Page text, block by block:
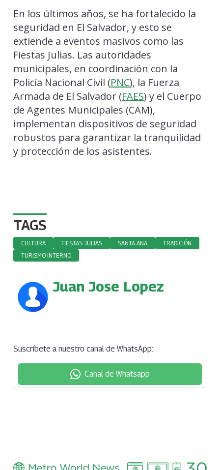
En los últimos años, se ha fortalecido la
seguridad en El Salvador, y esto se
extiende a eventos masivos como las
Fiestas Julias. Las autoridades
municipales, en coordinación con la
Policía Nacional Civil (PNC), la Fuerza
Armada de El Salvador (FAES) y el Cuerpo
de Agentes Municipales (CAM),
implementan dispositivos de seguridad
robustos para garantizar la tranquilidad
y protección de los asistentes.
TAGS
CULTURA FIESTAS JULIAS SANTA ANA
TRADICIÓN
TURISMO INTERNO
Juan Jose Lopez
Suscríbete a nuestro canal de WhatsApp:
Canal de Whatsapp